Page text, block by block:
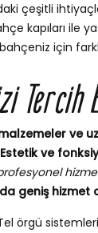
çeşitli
kapıları ile
için
Tercih
ve
ve
geniş hizmet
örgü